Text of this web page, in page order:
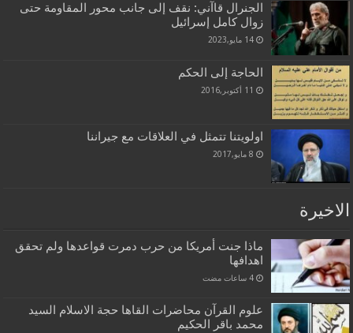
الجنرال قاآني: نقف إلى جانب محور المقاومة حتى
زوال كامل إسرائيل
14 مايو,2023
الحاجة إلى الحكم
11 أكتوبر,2016
اولويتنا تتمثل في العلاقات مع جيراننا
8 مايو,2017
الاخيرة
ماذا جنت أمريكا من حرب دمرت قواعدها ولم تحقق
اهدافها
‏4 ساعات مضت
علوم القرآن محاضرات القاها حجة الاسلام السيد
محمد باقر الحكيم